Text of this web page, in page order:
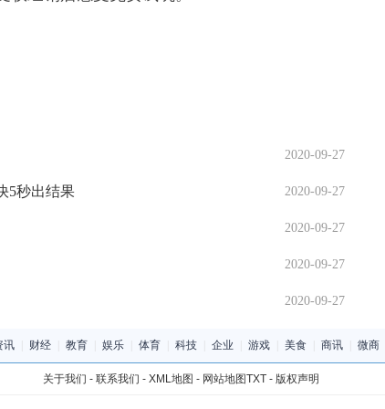
2020-09-27
2020-09-27
5秒出结果
2020-09-27
2020-09-27
2020-09-27
讯 财经 教育 娱乐 体育 科技 企业 游戏 美食 商讯 微商
关于我们 - 联系我们 - XML地图 - 网站地图TXT- 版权声明